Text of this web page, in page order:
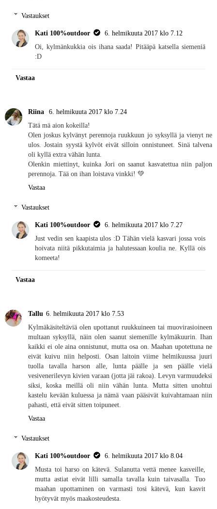
Vastaukset
Kati 100%outdoor
6. helmikuuta 2017 klo 7.12
Oi, kylmänkukkia ois ihana saada! Pitääpä katsella siemeniä
:D
Vastaa
Riina
6. helmikuuta 2017 klo 7.24
Tätä mä aion kokeilla!
Olen joskus kylvänyt perennoja ruukkuun jo syksyllä ja vienyt ne
ulos. Jostain syystä kylvöt eivät silloin onnistuneet. Sinä talvena
oli kyllä extra vähän lunta.
Olenkin miettinyt, kuinka Jori on saanut kasvatettua niin paljon
perennoja. Tää on ihan loistava vinkki! 💚
Vastaa
Vastaukset
Kati 100%outdoor
6. helmikuuta 2017 klo 7.27
Just vedin sen kaapista ulos :D Tähän vielä kasvari jossa vois
hoivata niitä pikkutaimia ja halutessaan koulia ne. Kyllä ois
komeeta!
Vastaa
Tallu 6. helmikuuta 2017 klo 7.53
Kylmäkäsiteltäviä olen upottanut ruukkuineen tai muovirasioineen
multaan syksyllä, näin olen saanut siemenille kylmäkuurin. Ihan
kaikki ei ole aina onnistunut, mutta osa on. Maahan upotettuna ne
eivät kuivu niin helposti. Osan laitoin viime helmikuussa juuri
tuolla tavalla harson alle, lunta päälle ja sen päälle vielä
vesivenerilevyn kivien varaan (jotta jäi rakoa). Levyn varmuudeksi
siksi, koska meillä oli niin vähän lunta. Mutta sitten unohtui
kastelu kevään kuluessa ja nämä vaan pääsivät kuivahtamaan niin
pahasti, että eivät sitten toipuneet.
Vastaa
Vastaukset
Kati 100%outdoor
6. helmikuuta 2017 klo 8.04
Musta toi harso on kätevä. Sulanutta vettä menee kasveille,
mutta astiat eivät lilli samalla tavalla kuin taivasalla. Tuo
maahan upottaminen on varmasti tosi kätevä, kun kasvit
hyötyvät myös maakosteudesta.